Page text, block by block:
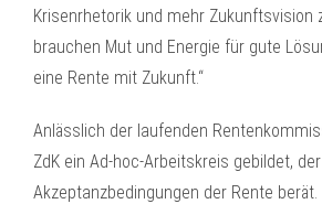
Krisenrhetorik und mehr Zukunftsvision
brauchen Mut und Energie für gute
eine Rente mit Zukunft.“
Anlässlich der laufenden
ZdK ein Ad-hoc-Arbeitskreis gebildet,
Akzeptanzbedingungen der Rente